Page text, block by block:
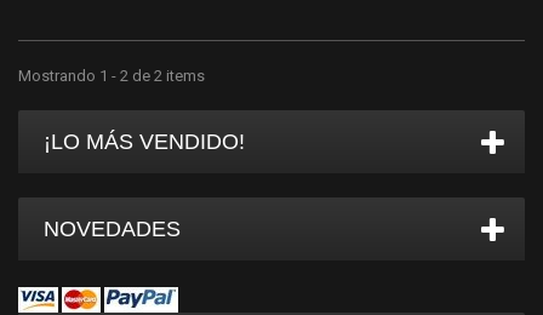
Mostrando 1 - 2 de 2 items
¡LO MÁS VENDIDO!
NOVEDADES